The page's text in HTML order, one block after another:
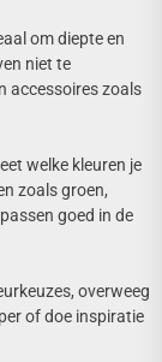
om diepte en
niet te
accessoires zoals
welke kleuren je
zoals groen,
goed in de
overweeg
of doe inspiratie